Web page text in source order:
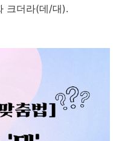
크더라(데/대).